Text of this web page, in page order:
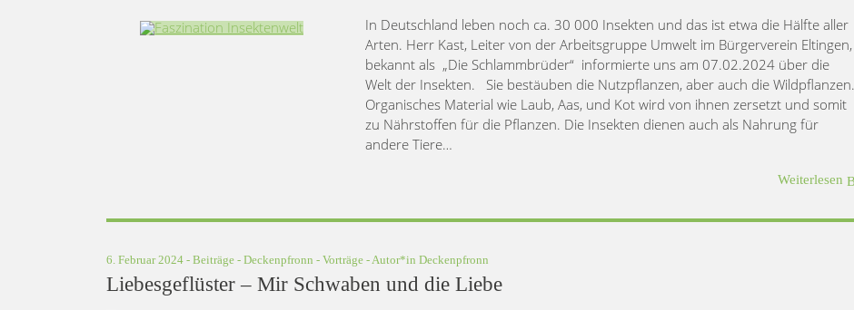
In Deutschland leben noch ca. 30 000 Insekten und das ist etwa die Hälfte aller
Arten. Herr Kast, Leiter von der Arbeitsgruppe Umwelt im Bürgerverein Eltingen,
bekannt als „Die Schlammbrüder“ informierte uns am 07.02.2024 über die
Welt der Insekten. Sie bestäuben die Nutzpflanzen, aber auch die Wildpflanzen.
Organisches Material wie Laub, Aas, und Kot wird von ihnen zersetzt und somit
zu Nährstoffen für die Pflanzen. Die Insekten dienen auch als Nahrung für
andere Tiere…
Weiterlesen
6. Februar 2024 - Beiträge - Deckenpfronn - Vorträge - Autor*in Deckenpfronn
Liebesgeflüster – Mir Schwaben und die Liebe